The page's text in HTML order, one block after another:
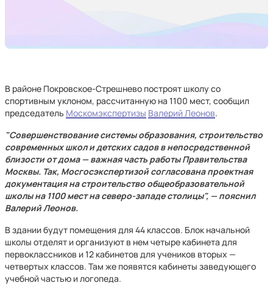
В районе Покровское-Стрешнево построят школу со
спортивным уклоном, рассчитанную на 1100 мест, сообщил
председатель Москомэкспертизы Валерий Леонов.
"Совершенствование системы образования, строительство
современных школ и детских садов в непосредственной
близости от дома — важная часть работы Правительства
Москвы. Так, Мосгосэкспертизой согласована проектная
документация на строительство общеобразовательной
школы на 1100 мест на северо-западе столицы", — пояснил
Валерий Леонов.
В здании будут помещения для 44 классов. Блок начальной
школы отделят и организуют в нем четыре кабинета для
первоклассников и 12 кабинетов для учеников вторых —
четвертых классов. Там же появятся кабинеты заведующего
учебной частью и логопеда.